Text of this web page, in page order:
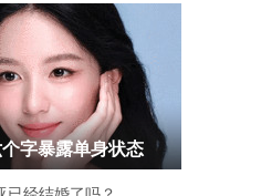
字暴露单身状态